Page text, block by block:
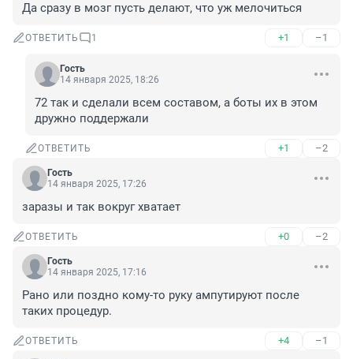
Да сразу в мозг пусть делают, что уж мелочиться
ОТВЕТИТЬ 1 +1 –1
Гость
14 января 2025, 18:26
72 так и сделали всем составом, а боты их в этом
дружно поддержали
ОТВЕТИТЬ +1 –2
Гость
14 января 2025, 17:26
заразы и так вокруг хватает
ОТВЕТИТЬ +0 –2
Гость
14 января 2025, 17:16
Рано или поздно кому-то руку ампутируют после
таких процедур.
ОТВЕТИТЬ +4 –1